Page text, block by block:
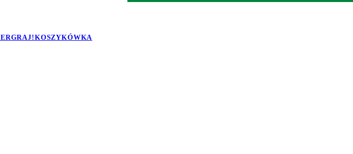
GRAJ!KOSZYKÓWKA